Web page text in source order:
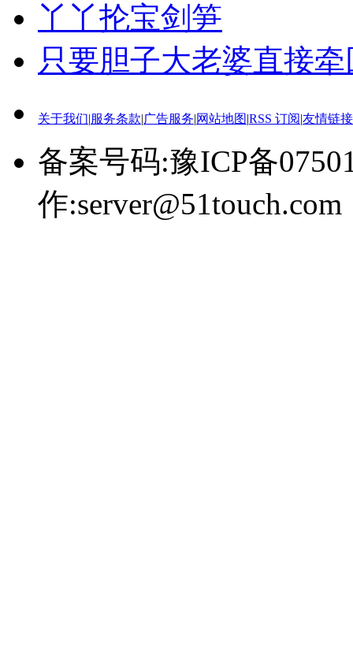
丫丫抡宝剑笋
只要胆子大老婆直接
关于我们|服务条款|广告服务|网站地图|RSS 订阅|友情链接
备案号码:豫ICP备
作:server@51touch.com